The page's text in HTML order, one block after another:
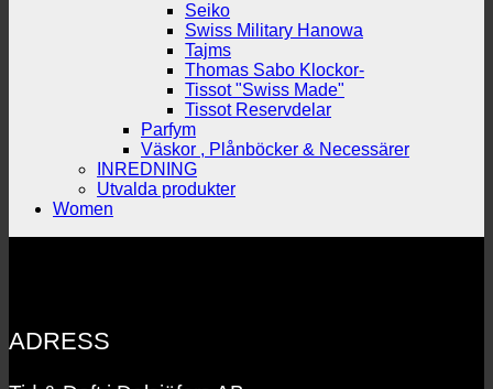
Seiko
Swiss Military Hanowa
Tajms
Thomas Sabo Klockor-
Tissot "Swiss Made"
Tissot Reservdelar
Parfym
Väskor , Plånböcker & Necessärer
INREDNING
Utvalda produkter
Women
ADRESS